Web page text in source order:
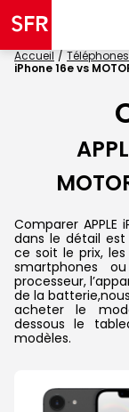
Accueil Téléphones
iPhone 16e vs
Comparer APPLE
dans le détail
ce soit le prix,
smartphones
processeur,
de la
acheter le
dessous le
modèles.